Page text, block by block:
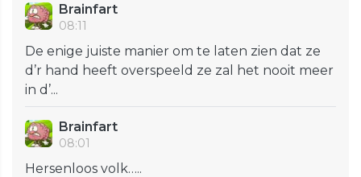
Brainfart
08:11
De enige juiste manier om te laten zien dat ze
d’r hand heeft overspeeld ze zal het nooit meer
in d’...
Brainfart
08:01
Hersenloos volk…..